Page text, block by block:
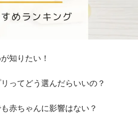
知りたい！
ってどう選んだらいいの？
赤ちゃんに影響はない？